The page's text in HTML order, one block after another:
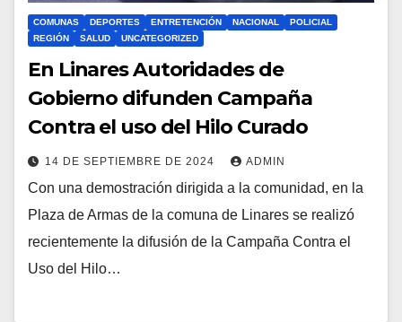
COMUNAS DEPORTES ENTRETENCIÓN NACIONAL
POLICIAL
REGIÓN
SALUD UNCATEGORIZED
En Linares Autoridades de
Gobierno difunden Campaña
Contra el uso del Hilo Curado
14 DE SEPTIEMBRE DE 2024 ADMIN
Con una demostración dirigida a la comunidad, en la
Plaza de Armas de la comuna de Linares se realizó
recientemente la difusión de la Campaña Contra el
Uso del Hilo…